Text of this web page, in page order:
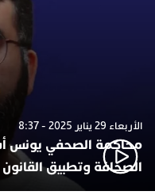
الأربعاء 29 يناير 2025 - 8:37
محاكمة الصحفي يونس
الصحافة وتطبيق القانون